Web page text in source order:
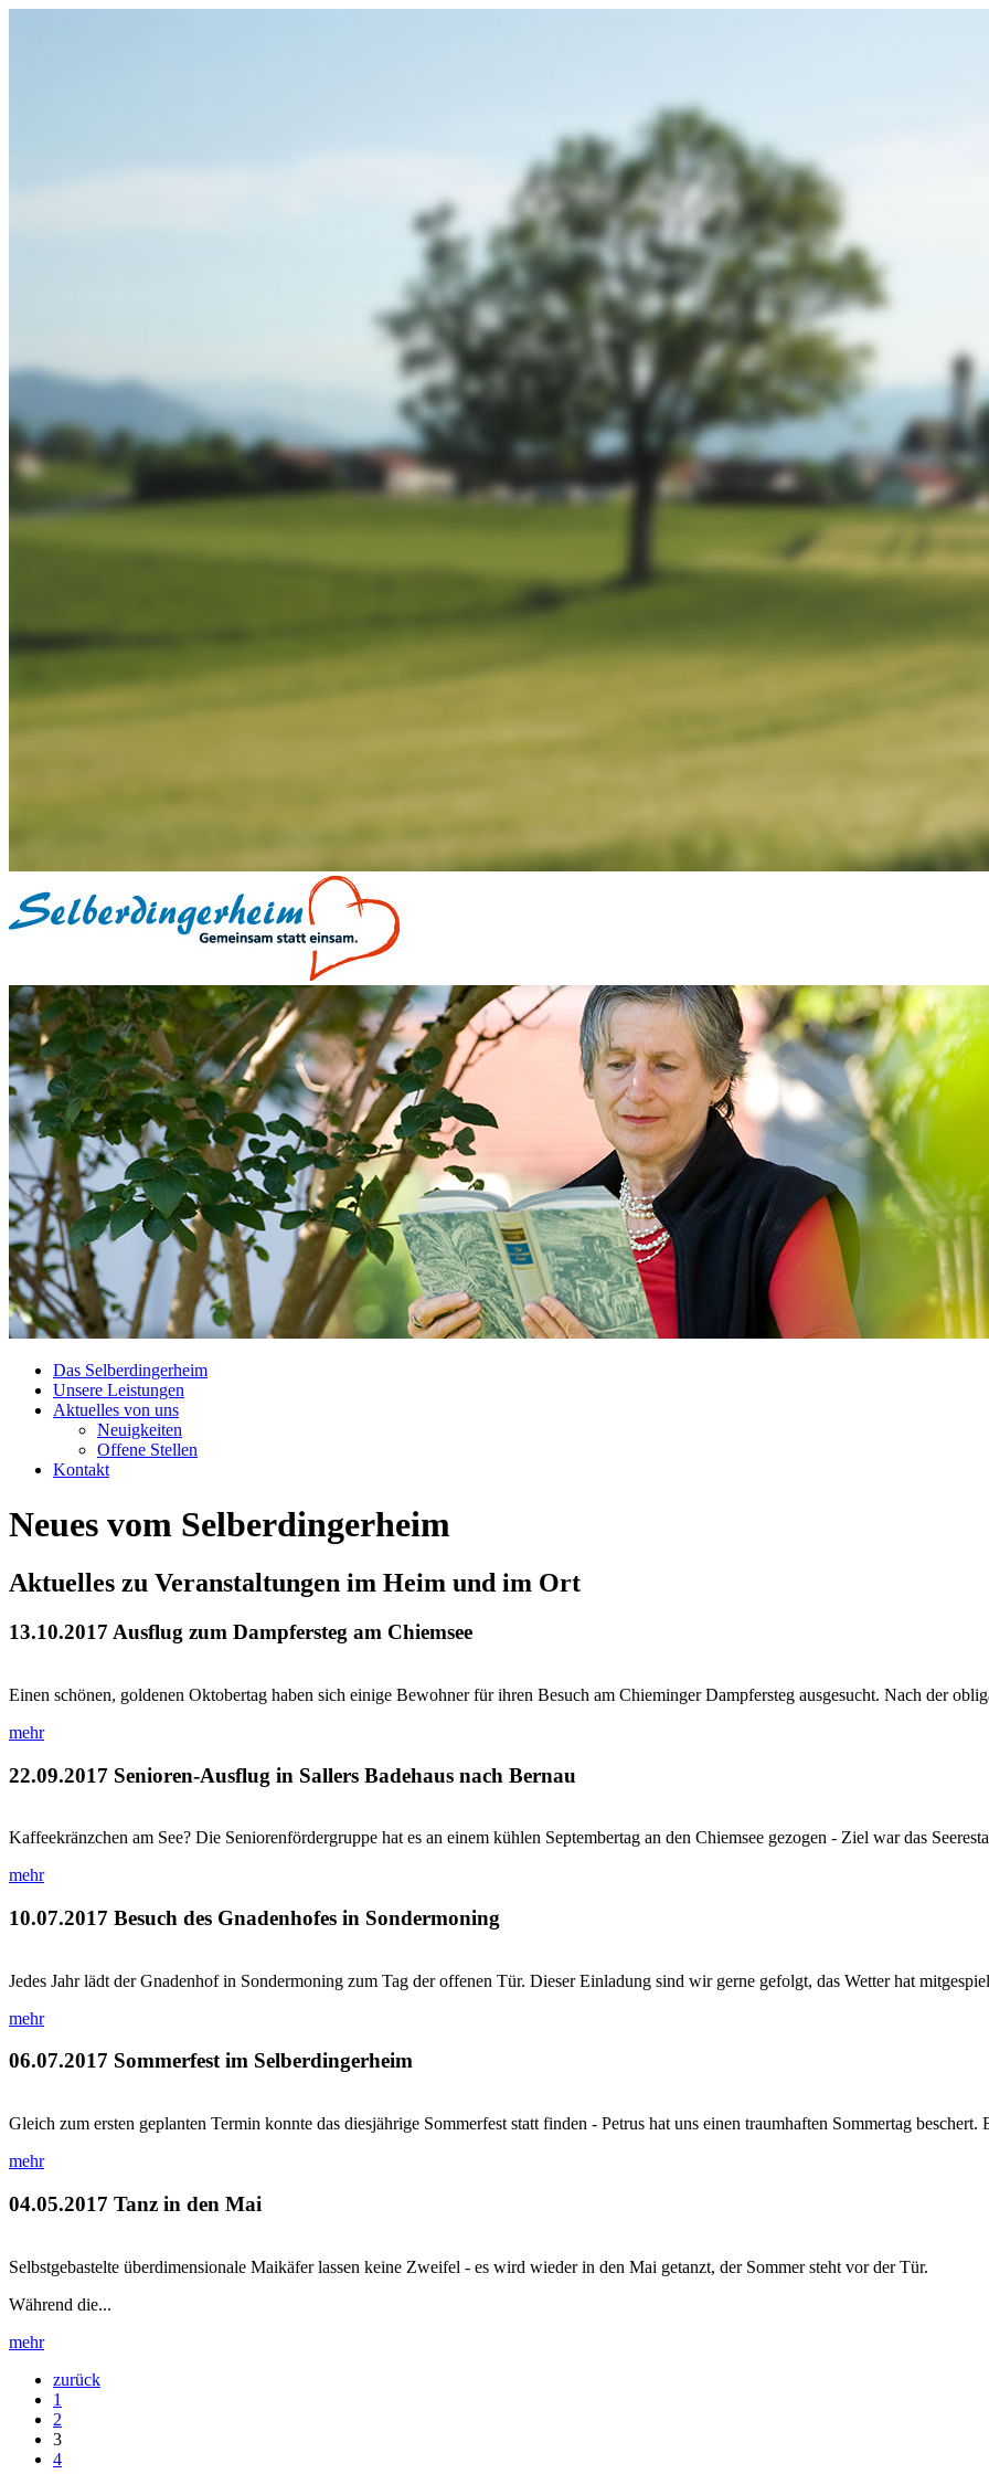
Das Selberdingerheim
Unsere Leistungen
Aktuelles von uns
Neuigkeiten
Offene Stellen
Kontakt
Neues vom Selberdingerheim
Aktuelles zu Veranstaltungen im Heim und im Ort
13.10.2017 Ausflug zum Dampfersteg am Chiemsee
Einen schönen, goldenen Oktobertag haben sich einige Bewohner für ihren Besuch am Chieminger Dampfersteg ausgesucht. Nach der
mehr
22.09.2017 Senioren-Ausflug in Sallers Badehaus nach Bernau
Kaffeekränzchen am See? Die Seniorenfördergruppe hat es an einem kühlen Septembertag an den Chiemsee gezogen - Ziel war das
mehr
10.07.2017 Besuch des Gnadenhofes in Sondermoning
Jedes Jahr lädt der Gnadenhof in Sondermoning zum Tag der offenen Tür. Dieser Einladung sind wir gerne gefolgt, das Wetter hat
mehr
06.07.2017 Sommerfest im Selberdingerheim
Gleich zum ersten geplanten Termin konnte das diesjährige Sommerfest statt finden - Petrus hat uns einen traumhaften Sommertag beschert.
mehr
04.05.2017 Tanz in den Mai
Selbstgebastelte überdimensionale Maikäfer lassen keine Zweifel - es wird wieder in den Mai getanzt, der Sommer steht vor der Tür.
Während die...
mehr
zurück
1
2
3
4